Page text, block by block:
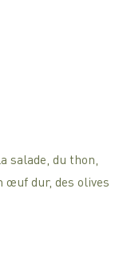
salade, du thon,
œuf dur, des olives